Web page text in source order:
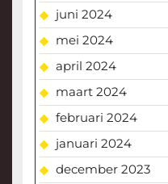
juni 2024
mei 2024
april 2024
maart 2024
februari 2024
januari 2024
december 2023